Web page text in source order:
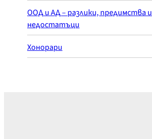
ООД и АД – разлики, предимства и
недостатъци
Хонорари